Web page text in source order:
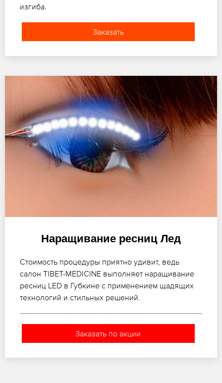
изгиба.
Заказать
Наращивание ресниц Лед
Стоимость процедуры приятно удивит, ведь
салон TIBET-MEDICINE выполняет наращивание
ресниц LED в Губкине с применением щадящих
технологий и стильных решений.
Заказать по акции